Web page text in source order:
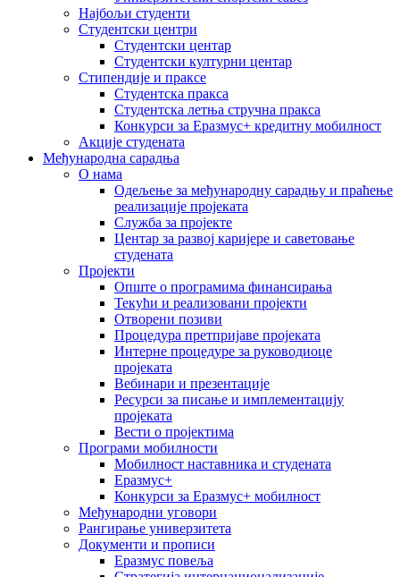
Најбољи студенти
Студентски центри
Студентски центар
Студентски културни центар
Стипендије и праксе
Студентска пракса
Студентска летња стручна пракса
Конкурси за Еразмус+ кредитну мобилност
Акције студената
Међународна сарадња
О нама
Одељење за међународну сарадњу и праћење
реализације пројеката
Служба за пројекте
Центар за развој каријере и саветовање
студената
Пројекти
Опште о програмима финансирања
Текући и реализовани пројекти
Отворени позиви
Процедура претпријаве пројеката
Интерне процедуре за руководиоце
пројеката
Вебинари и презентације
Ресурси за писање и имплементацију
пројеката
Вести о пројектима
Програми мобилности
Мобилност наставника и студената
Еразмус+
Конкурси за Еразмус+ мобилност
Међународни уговори
Рангирање универзитета
Документи и прописи
Еразмус повеља